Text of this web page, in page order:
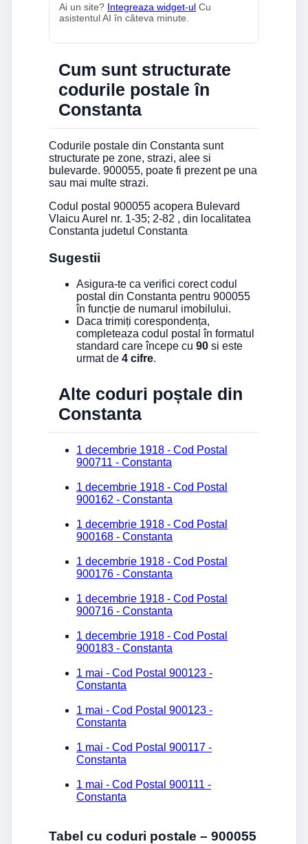
Ai un site? Integreaza widget-ul Cu
asistentul AI în câteva minute.
Cum sunt structurate
codurile postale în
Constanta
Codurile postale din Constanta sunt
structurate pe zone, strazi, alee si
bulevarde. 900055, poate fi prezent pe una
sau mai multe strazi.
Codul postal 900055 acopera Bulevard
Vlaicu Aurel nr. 1-35; 2-82 , din localitatea
Constanta judetul Constanta
Sugestii
Asigura-te ca verifici corect codul
postal din Constanta pentru 900055
în funcție de numarul imobilului.
Daca trimiți corespondența,
completeaza codul postal în formatul
standard care începe cu 90 si este
urmat de 4 cifre.
Alte coduri poștale din
Constanta
1 decembrie 1918 - Cod Postal
900711 - Constanta
1 decembrie 1918 - Cod Postal
900162 - Constanta
1 decembrie 1918 - Cod Postal
900168 - Constanta
1 decembrie 1918 - Cod Postal
900176 - Constanta
1 decembrie 1918 - Cod Postal
900716 - Constanta
1 decembrie 1918 - Cod Postal
900183 - Constanta
1 mai - Cod Postal 900123 -
Constanta
1 mai - Cod Postal 900123 -
Constanta
1 mai - Cod Postal 900117 -
Constanta
1 mai - Cod Postal 900111 -
Constanta
Tabel cu coduri postale – 900055